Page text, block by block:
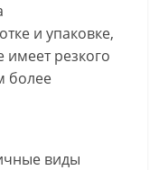
и упаковке,
имеет резкого
более
виды